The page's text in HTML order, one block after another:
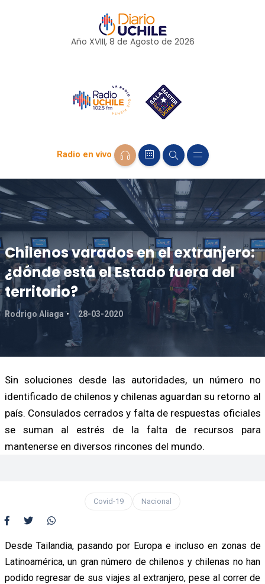
Año XVIII, 8 de Agosto de 2026
Radio en vivo
Chilenos varados en el extranjero:
¿dónde está el Estado fuera del
territorio?
Rodrigo Aliaga 28-03-2020
Sin soluciones desde las autoridades, un número no
identificado de chilenos y chilenas aguardan su retorno al
país. Consulados cerrados y falta de respuestas oficiales
se suman al estrés de la falta de recursos para
mantenerse en diversos rincones del mundo.
Covid-19 Nacional
Desde Tailandia, pasando por Europa e incluso en zonas de
Latinoamérica, un gran número de chilenos y chilenas no han
podido regresar de sus viajes al extranjero, pese al correr de